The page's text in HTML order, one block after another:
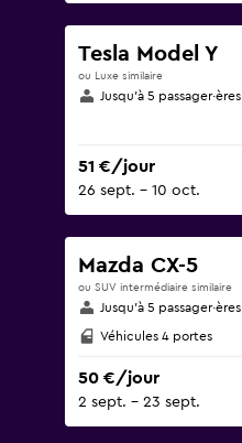
Tesla Model Y
ou Luxe similaire
Jusqu’à 5 passager·ères
51 €/jour
26 sept. - 10 oct.
Mazda CX-5
ou SUV intermédiaire similaire
Jusqu’à 5 passager·ères
Véhicules 4 portes
50 €/jour
2 sept. - 23 sept.